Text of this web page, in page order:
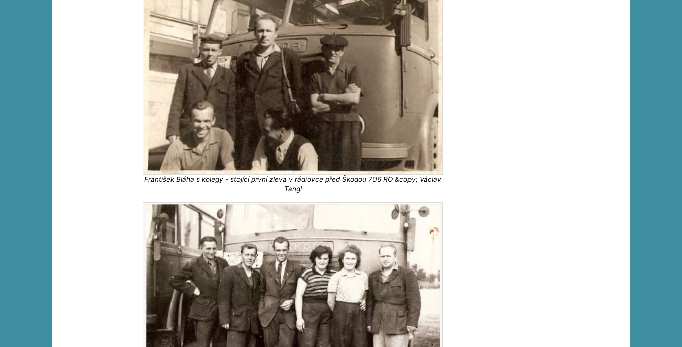
František Bláha s kolegy - stojící první zleva v rádiovce před Škodou 706 RO &copy; Václav
Tangl